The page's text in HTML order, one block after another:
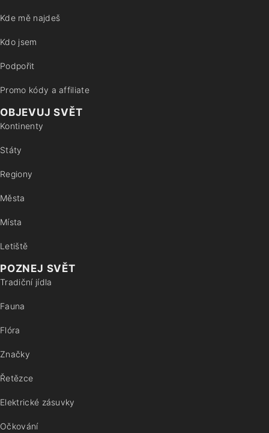
Kde mě najdeš
Kdo jsem
Podpořit
Promo kódy a affiliate
OBJEVUJ SVĚT
Kontinenty
Státy
Regiony
Města
Místa
Letiště
POZNEJ SVĚT
Tradiční jídla
Fauna
Flóra
Značky
Řetězce
Elektrické zásuvky
Očkování